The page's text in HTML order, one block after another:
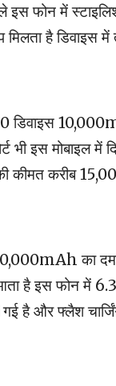
फोन में
है डिवाइस में
डिवाइस
भी इस मोबाइल
कीमत करीब
का
है इस फोन में
है और फ्लैश चार्जिंग